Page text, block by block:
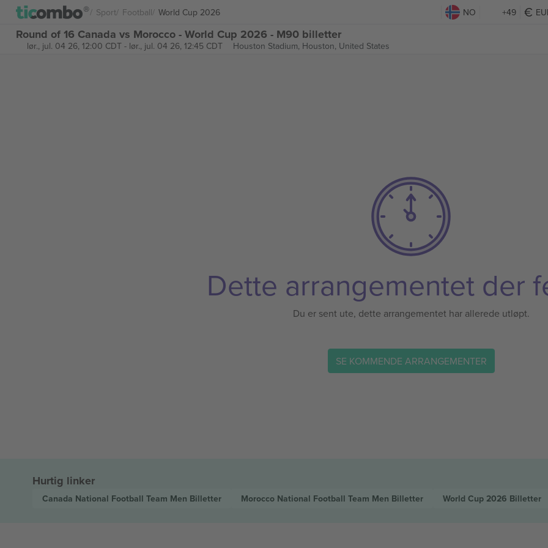
Sport Football World Cup 2026 NO +49
Round of 16 Canada vs Morocco - World Cup 2026 - M90 billetter
lør., jul. 04 26, 12:00 CDT- lør., jul. 04 26, 12:45 CDT Houston Stadium, Houston, United States
Dette arrangementet der
Du er sent ute, dette arrangementet har allerede utløpt.
SE KOMMENDE ARRANGEMENTER
Hurtig linker
Canada National Football Team Men Billetter Morocco National Football Team Men Billetter World Cup 2026 Billetter